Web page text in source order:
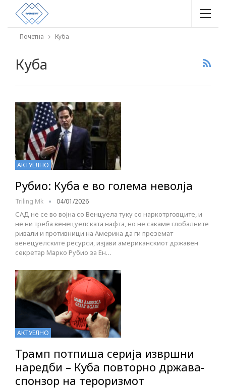
Почетна Куба
Куба
АКТУЕЛНО
Рубио: Куба е во голема неволја
Triling Mk 04/01/2026
САД не се во војна со Венцуела туку со наркотрговците, и
не ни треба венецуелската нафта, но не сакаме глобалните
ривали и противници на Америка да ги преземат
венецуелските ресурси, изјави американскиот државен
секретар Марко Рубио за Ен…
АКТУЕЛНО
Трамп потпиша серија извршни
наредби – Куба повторно држава-
спонзор на тероризмот